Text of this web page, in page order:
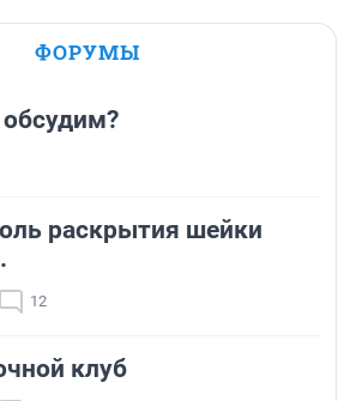
ФОРУМЫ
раскрытия шейки
12
клуб